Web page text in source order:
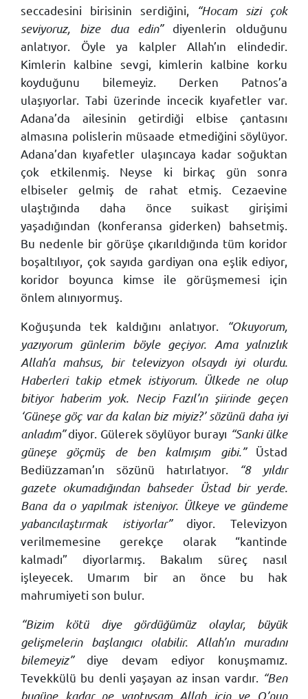
seccadesini birisinin serdiğini,
“Hocam sizi çok
seviyoruz, bize dua edin”diyenlerin olduğunu
anlatıyor. Öyle ya kalpler Allah’ın elindedir.
Kimlerin kalbine sevgi, kimlerin kalbine korku
koyduğunu bilemeyiz. Derken Patnos’a
ulaşıyorlar. Tabi üzerinde incecik kıyafetler var.
Adana’da ailesinin getirdiği elbise çantasını
almasına polislerin müsaade etmediğini söylüyor.
Adana’dan kıyafetler ulaşıncaya kadar soğuktan
çok etkilenmiş. Neyse ki birkaç gün sonra
elbiseler gelmiş de rahat etmiş. Cezaevine
ulaştığında daha önce suikast girişimi
yaşadığından (konferansa giderken) bahsetmiş.
Bu nedenle bir görüşe çıkarıldığında tüm koridor
boşaltılıyor, çok sayıda gardiyan ona eşlik ediyor,
koridor boyunca kimse ile görüşmemesi için
önlem alınıyormuş.
Koğuşunda tek kaldığını anlatıyor.
“Okuyorum,
yazıyorum günlerim böyle geçiyor. Ama yalnızlık
Allah’a mahsus, bir televizyon olsaydı iyi olurdu.
Haberleri takip etmek istiyorum. Ülkede ne olup
bitiyor haberim yok. Necip Fazıl’ın şiirinde geçen
‘Güneşe göç var da kalan biz miyiz?’ sözünü daha iyi
anladım”diyor. Gülerek söylüyor burayı “Sanki ülke
güneşe göçmüş de ben kalmışım gibi.”Üstad
Bediüzzaman’ın sözünü hatırlatıyor.
“8 yıldır
gazete okumadığından bahseder Üstad bir yerde.
Bana da o yapılmak isteniyor. Ülkeye ve gündeme
yabancılaştırmak istiyorlar”diyor. Televizyon
verilmemesine gerekçe olarak “kantinde
kalmadı” diyorlarmış. Bakalım süreç nasıl
işleyecek. Umarım bir an önce bu hak
mahrumiyeti son bulur.
“Bizim kötü diye gördüğümüz olaylar, büyük
gelişmelerin başlangıcı olabilir. Allah’ın muradını
bilemeyiz”diye devam ediyor konuşmamız.
Tevekkülü bu denli yaşayan az insan vardır. “Ben
bugüne kadar ne yaptıysam Allah için ve O’nun